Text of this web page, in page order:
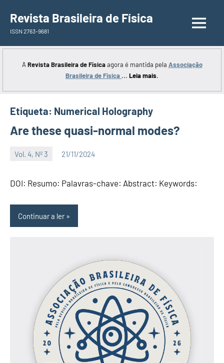
para
conteúdo
Revista Brasileira de Física
ISSN 2763-9681
A Revista Brasileira de Físicaagora é mantida pela Associação
Brasileira de Física ... Leia mais.
Etiqueta: Numerical Holography
Are these quasi-normal modes?
Vol. 4, Nº 3 21/11/2024
DOI: Resumo: Palavras-chave: Abstract: Keywords:
Continuar a ler